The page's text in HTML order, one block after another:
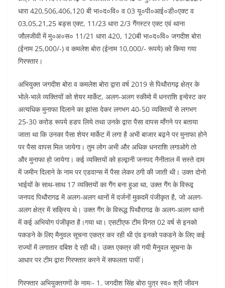
o
o
k
p
p
n m
धारा 420,506,406,120 बी भा०द०वि० व 03 यू०पी०आई०डी०एक्ट व
03,05,21,25 बड्स एक्ट, 11/23 धारा 2/3 गैंगस्टर एक्ट एवं थाना
जौलजीवी में मु०अ०स० 11/21 धारा 420, 120बी भा०द०वि० जगदीश बोरा
(ईनाम 25,000/-) व कमलेश बोरा (ईनाम 10,000/- रूपये) को किया गया
गिरफ्तार।
अभियुक्त जगदीश बोरा व कमलेश बोरा द्वारा वर्ष 2019 से पिथौरागढ़ क्षेत्र के
भोले-भाले व्यक्तियों को शेयर मार्केट, अलग-अलग स्कीमो में धनराशि इन्वेस्ट कर
अत्यधिक मुनाफा दिलाने का झांसा देकर लगभग 40-50 व्यक्तियों से लगभग
25-30 करोड रूपये हडप लिये तथा उनके द्वारा पैसा वापस माँगने पर बताया
जाता था कि उनका पैसा शेयर मार्केट में लगा है अभी बाजार बढ़ने पर मुनाफा होने
पर पैसा वापस मिल जायेगा। तुम लोग अभी और अधिक धनराशि लगाओगे तो
और मुनाफा हो जायेगा। कई व्यक्तियों को हल्द्वानी जनपद नैनीताल में सस्ते दाम
में जमीन दिलाने के नाम पर एडवान्स में पैसा लेकर ठगी की जाती थी। उक्त दोनो
भाईयों के साथ-साथ 17 व्यक्तियों का गैंग बना हुआ था, उक्त गैंग के विरूद्व
जनपद पिथौरागढ में अलग-अलग थानों में दर्जनों मुकदमें पंजीकृत है, जो अलग-
अलग क्षेत्र में सक्रिय थे। उक्त गैंग के विरूद्ध पिथौरागढ के अलग-अलग थानो
में कई अभियोग पंजीकृत है।गया था। एसटीएफ टीम विगत 02 वर्ष से इनको
पकडने के लिए मैनुवल सूचना एकत्र कर रही थी एंव इनको पकडने के लिए कई
राज्यों में लगातार दबिश दे रही थी। उक्त एकत्र की गयी मैनुवल सूचना के
आधार पर टीम द्वारा गिरफ्तार करने में सफलता पायीं।
गिरफ्तार अभियुक्तगणों के नामः- 1. जगदीश सिंह बोरा पुत्र स्व० श्री जीवन